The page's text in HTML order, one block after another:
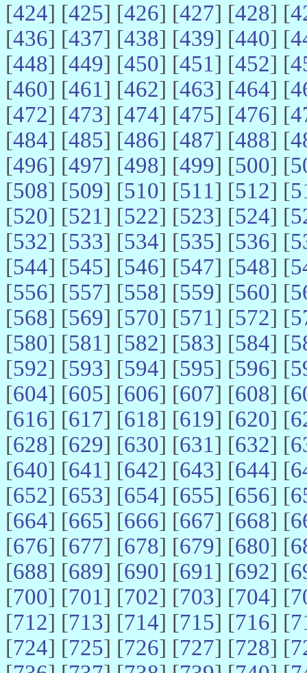
[424] [425] [426] [427] [428] [
[436] [437] [438] [439] [440] [
[448] [449] [450] [451] [452] [
[460] [461] [462] [463] [464] [
[472] [473] [474] [475] [476] [
[484] [485] [486] [487] [488] [
[496] [497] [498] [499] [500] [
[508] [509] [510] [511] [512] [
[520] [521] [522] [523] [524] [
[532] [533] [534] [535] [536] [
[544] [545] [546] [547] [548] [
[556] [557] [558] [559] [560] [
[568] [569] [570] [571] [572] [
[580] [581] [582] [583] [584] [
[592] [593] [594] [595] [596] [
[604] [605] [606] [607] [608] [
[616] [617] [618] [619] [620] [
[628] [629] [630] [631] [632] [
[640] [641] [642] [643] [644] [
[652] [653] [654] [655] [656] [
[664] [665] [666] [667] [668] [
[676] [677] [678] [679] [680] [
[688] [689] [690] [691] [692] [
[700] [701] [702] [703] [704] [
[712] [713] [714] [715] [716] [
[724] [725] [726] [727] [728] [